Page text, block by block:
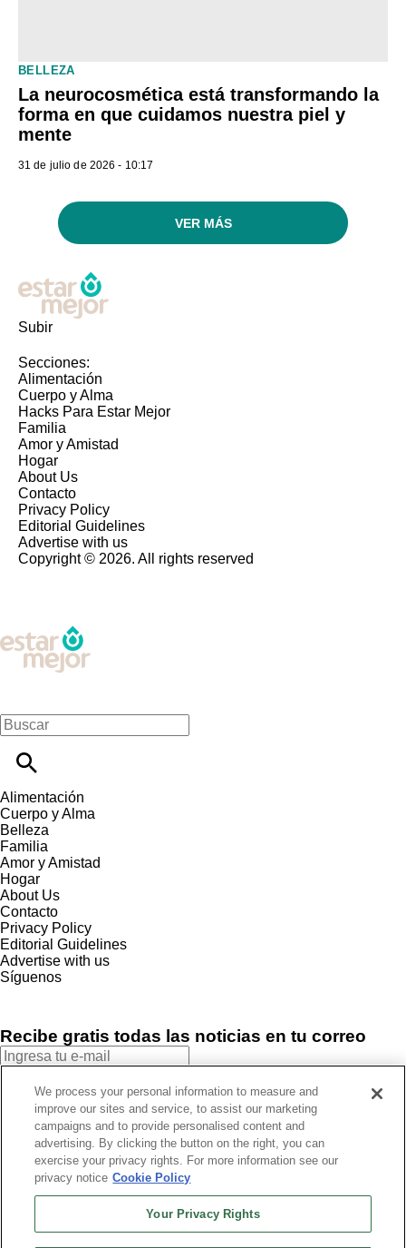
BELLEZA
La neurocosmética está transformando la
forma en que cuidamos nuestra piel y
mente
31 de julio de 2026 - 10:17
VER MÁS
Subir
Secciones:
Alimentación
Cuerpo y Alma
Hacks Para Estar Mejor
Familia
Amor y Amistad
Hogar
About Us
Contacto
Privacy Policy
Editorial Guidelines
Advertise with us
Copyright © 2026. All rights reserved
Alimentación
Cuerpo y Alma
Belleza
Familia
Amor y Amistad
Hogar
About Us
Contacto
Privacy Policy
Editorial Guidelines
Advertise with us
Síguenos
Recibe gratis todas las noticias en tu correo
SUSCRIBIRME
Este sitio está protegido por reCAPTCHA y Google
privacidady Se aplican lasCondiciones de servicio
¡Muchas gracias!Ya estás suscrito a nuestro newsletter
Recibe gratis todas las noticias en tu correo
We process your personal information to measure and
improve our sites and service, to assist our marketing
campaigns and to provide personalised content and
advertising. By clicking the button on the right, you can
exercise your privacy rights. For more information see our
privacy notice Cookie Policy
Your Privacy Rights